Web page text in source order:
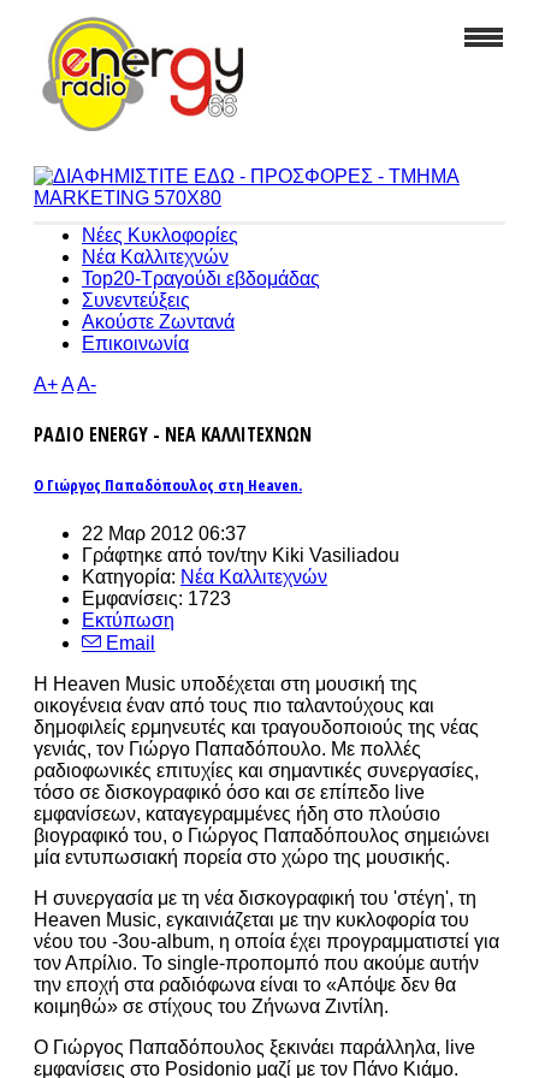
Νέες Κυκλοφορίες
Νέα Καλλιτεχνών
Top20-Τραγούδι εβδομάδας
Συνεντεύξεις
Ακούστε Ζωντανά
Επικοινωνία
A+AA-
ΡΑΔΙΟ ENERGY - ΝΕΑ ΚΑΛΛΙΤΕΧΝΩΝ
Ο Γιώργος Παπαδόπουλος στη Heaven.
22 Μαρ 2012 06:37
Γράφτηκε από τον/την Kiki Vasiliadou
Κατηγορία: Νέα Καλλιτεχνών
Εμφανίσεις: 1723
Εκτύπωση
Email
H Heaven Music υποδέχεται στη μουσική της
οικογένεια έναν από τους πιο ταλαντούχους και
δημοφιλείς ερμηνευτές και τραγουδοποιούς της νέας
γενιάς, τον Γιώργο Παπαδόπουλο. Με πολλές
ραδιοφωνικές επιτυχίες και σημαντικές συνεργασίες,
τόσο σε δισκογραφικό όσο και σε επίπεδο live
εμφανίσεων, καταγεγραμμένες ήδη στο πλούσιο
βιογραφικό του, ο Γιώργος Παπαδόπουλος σημειώνει
μία εντυπωσιακή πορεία στο χώρο της μουσικής.
Η συνεργασία με τη νέα δισκογραφική του 'στέγη', τη
Heaven Music, εγκαινιάζεται με την κυκλοφορία του
νέου του -3ου-album, η οποία έχει προγραμματιστεί για
τον Απρίλιο. Το single-προπομπό που ακούμε αυτήν
την εποχή στα ραδιόφωνα είναι το «Απόψε δεν θα
κοιμηθώ» σε στίχους του Ζήνωνα Ζιντίλη.
Ο Γιώργος Παπαδόπουλος ξεκινάει παράλληλα, live
εμφανίσεις στο Posidonio μαζί με τον Πάνο Κιάμο.